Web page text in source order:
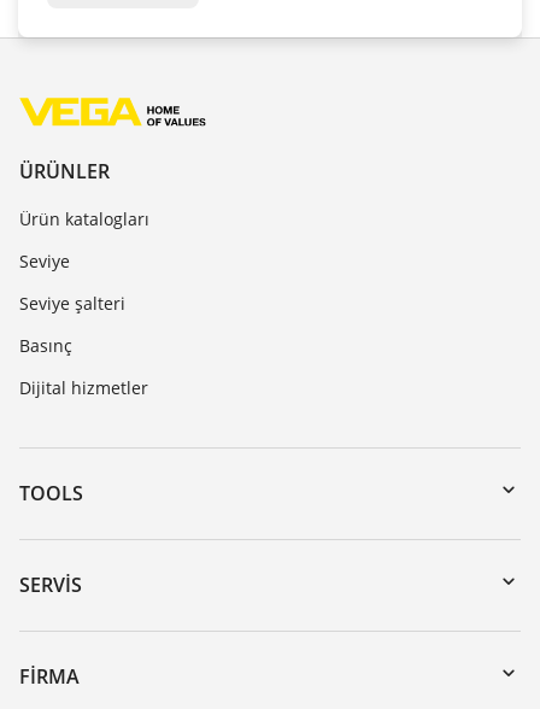
ÜRÜNLER
Ürün katalogları
Seviye
Seviye şalteri
Basınç
Dijital hizmetler
TOOLS
Download’lar
Seri numarası girerek cihaz arama
DTM Collection/PACTware
SERVIS
Cihazının geri gönderimi
Seminerler
FIRMA